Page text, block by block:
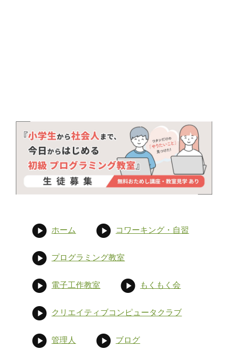
ホーム コワーキング・自習
プログラミング教室
電子工作教室 もくもく会
クリエイティブコンピュータクラブ
管理人 ブログ